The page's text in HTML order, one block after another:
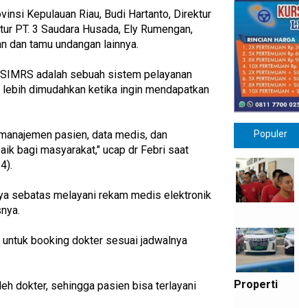
Kepulauan Riau, Budi Hartanto, Direktur
PT. 3 Saudara Husada, Ely Rumengan,
dan tamu undangan lainnya.
adalah sebuah sistem pelayanan
dimudahkan ketika ingin mendapatkan
pasien, data medis, dan
bagi masyarakat," ucap dr Febri saat
sebatas melayani rekam medis elektronik
booking dokter sesuai jadwalnya
dokter, sehingga pasien bisa terlayani
Populer
Properti